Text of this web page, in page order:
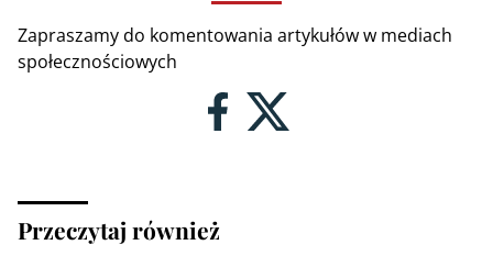
Zapraszamy do komentowania artykułów w mediach
społecznościowych
Przeczytaj również